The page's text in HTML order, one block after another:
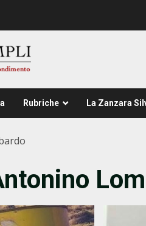
Rubriche La Zanzara